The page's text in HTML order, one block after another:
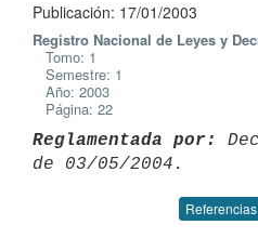
Publicación: 17/01/2003
Registro Nacional de Leyes y
Tomo: 1
Semestre: 1
Año: 2003
Página: 22
Reglamentada por: